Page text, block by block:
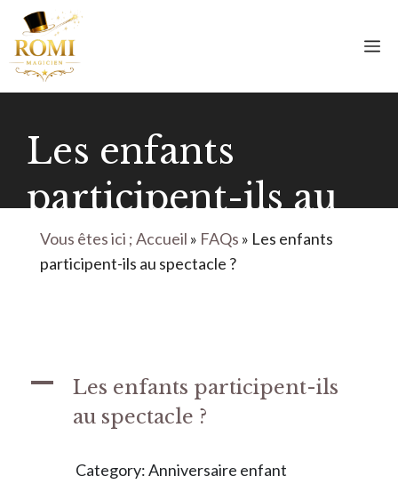
Aller
au
contenu
Les enfants
participent-ils au
spectacle ?
Vous êtes ici ; Accueil » FAQs » Les enfants
participent-ils au spectacle ?
A
Les enfants participent-ils
au spectacle ?
Category: Anniversaire enfant